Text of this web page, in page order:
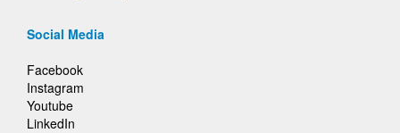
Social Media
Facebook
Instagram
Youtube
LinkedIn